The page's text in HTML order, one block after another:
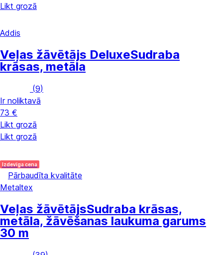
Likt grozā
Addis
Veļas žāvētājs DeluxeSudraba
krāsas, metāla
(9)
Ir noliktavā
73 €
Likt grozā
Likt grozā
Izdevīga cena
Pārbaudīta kvalitāte
Metaltex
Veļas žāvētājsSudraba krāsas,
metāla, žāvēšanas laukuma garums
30 m